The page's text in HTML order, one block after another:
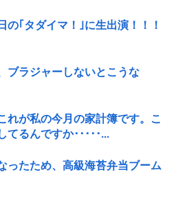
の｢タダイマ！｣に生出演！！！
ブラジャーしないとこうな
れが私の今月の家計簿です。こ
てるんですか･････...
ったため、高級海苔弁当ブーム